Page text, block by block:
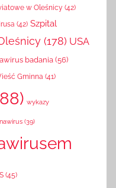
w Oleśnicy (42)
(42) Szpital
(178) USA
badania (56)
Gminna (41)
wykazy
(39)
(45)